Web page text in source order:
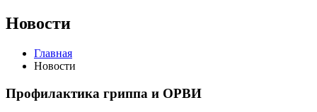
Новости
Главная
Новости
Профилактика гриппа и ОРВИ